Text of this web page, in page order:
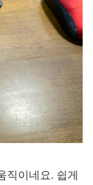
직이네요. 쉽게